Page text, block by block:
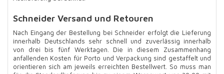
Schneider Versand und Retouren
Nach Eingang der Bestellung bei Schneider erfolgt die Lieferung
innerhalb Deutschlands sehr schnell und zuverlässig innerhalb
von drei bis fünf Werktagen. Die in diesem Zusammenhang
anfallenden Kosten für Porto und Verpackung sind gestaffelt und
orientieren sich am jeweils erreichten Bestellwert. So muss man